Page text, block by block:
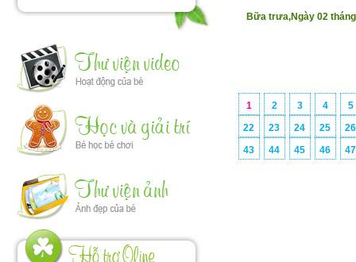
Bữa trưa,Ngày 02
1 2 3 4
5
22
23 24 25
26
43
44 45 46 47